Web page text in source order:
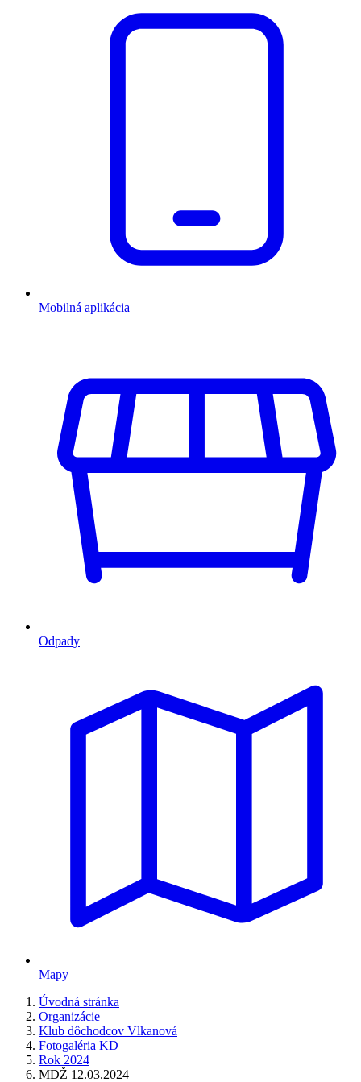
Mobilná aplikácia
Odpady
Mapy
Úvodná stránka
Organizácie
Klub dôchodcov Vlkanová
Fotogaléria KD
Rok 2024
MDŽ 12.03.2024